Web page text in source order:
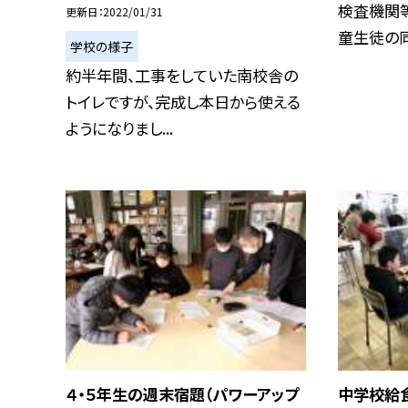
更新日 2022/01/31
学校の様子
約半年間、工事をしていた南校舎の
トイレですが、完成し本日から使える
ようになりまし...
検査機関
童生徒の
４・５年生の週末宿題（パワーアップ 中学校給